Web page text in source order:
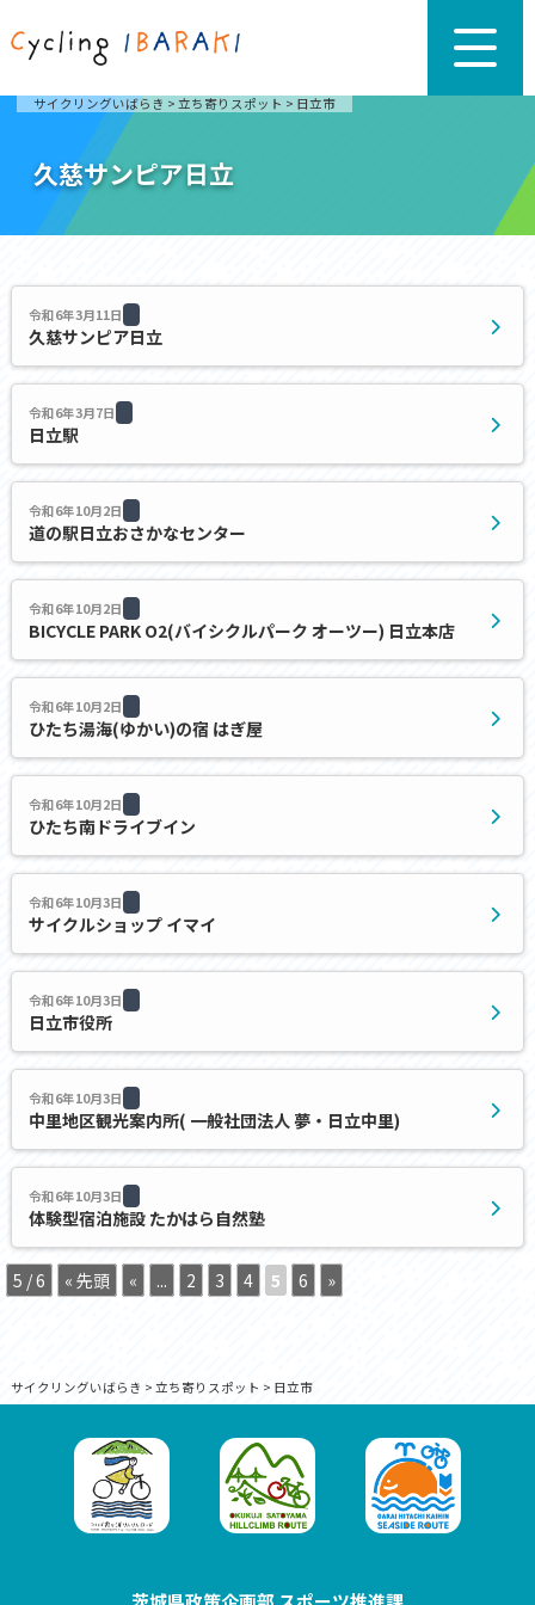
サイクリングいばらき > 立ち寄りスポット > 日立市
久慈サンピア日立
令和6年3月11日
久慈サンピア日立
令和6年3月7日
日立駅
令和6年10月2日
道の駅日立おさかなセンター
令和6年10月2日
BICYCLE PARK O2(バイシクルパーク オーツー) 日立本店
令和6年10月2日
ひたち湯海(ゆかい)の宿 はぎ屋
令和6年10月2日
ひたち南ドライブイン
令和6年10月3日
サイクルショップ イマイ
令和6年10月3日
日立市役所
令和6年10月3日
中里地区観光案内所( 一般社団法人 夢・日立中里)
令和6年10月3日
体験型宿泊施設 たかはら自然塾
5 / 6 « 先頭 « ... 2 3 4 5 6 »
サイクリングいばらき > 立ち寄りスポット > 日立市